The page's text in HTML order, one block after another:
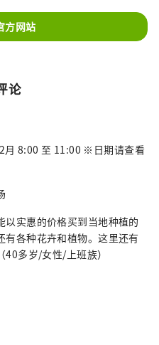
方网站
论
月 8:00 至 11:00 ※日期请查看
实惠的价格买到当地种植的
有各种花卉和植物。这里还有
多岁/女性/上班族）